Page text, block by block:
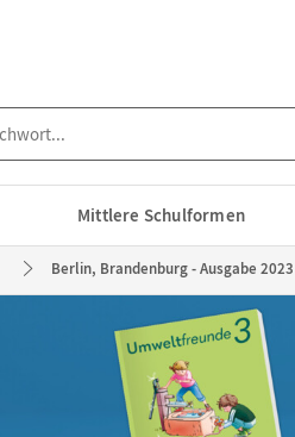
Mittlere Schulformen
Berlin, Brandenburg - Ausgabe 2023